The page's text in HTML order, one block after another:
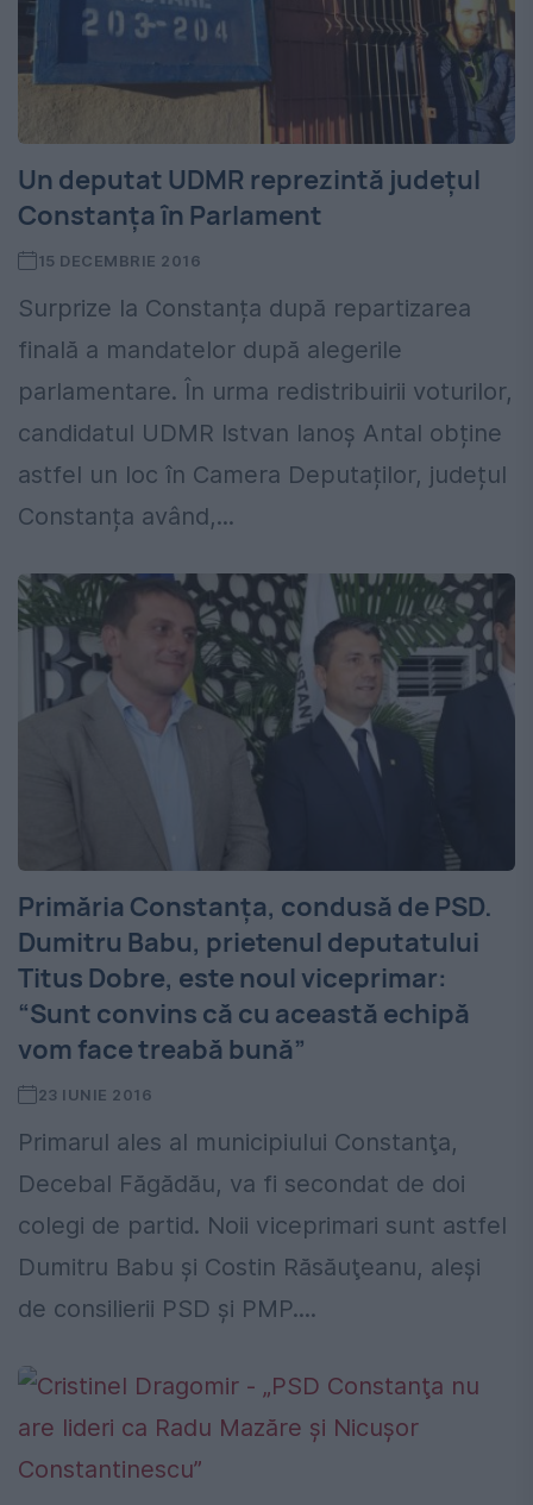
Un deputat UDMR reprezintă județul
Constanța în Parlament
15 DECEMBRIE 2016
Surprize la Constanța după repartizarea
finală a mandatelor după alegerile
parlamentare. În urma redistribuirii voturilor,
candidatul UDMR Istvan Ianoș Antal obține
astfel un loc în Camera Deputaților, județul
Constanța având,...
Primăria Constanţa, condusă de PSD.
Dumitru Babu, prietenul deputatului
Titus Dobre, este noul viceprimar:
“Sunt convins că cu această echipă
vom face treabă bună”
23 IUNIE 2016
Primarul ales al municipiului Constanţa,
Decebal Făgădău, va fi secondat de doi
colegi de partid. Noii viceprimari sunt astfel
Dumitru Babu şi Costin Răsăuţeanu, aleşi
de consilierii PSD şi PMP....